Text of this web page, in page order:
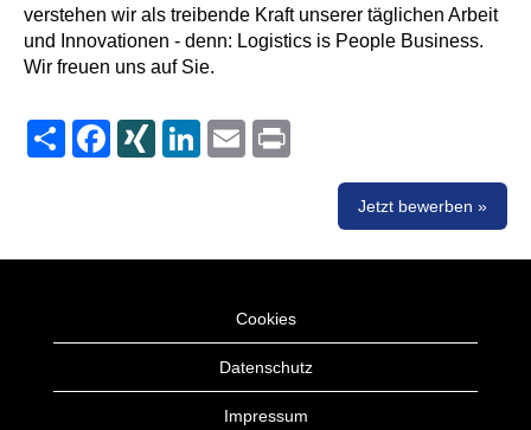
verstehen wir als treibende Kraft unserer täglichen Arbeit
und Innovationen - denn: Logistics is People Business.
Wir freuen uns auf Sie.
Share FacebookXING LinkedInEmail
Jetzt bewerben »
Cookies
Datenschutz
Impressum